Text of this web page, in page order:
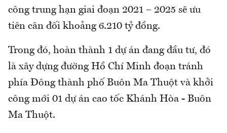
công trung hạn giai đoạn 2021 – 2025 sẽ ưu
tiên cân đối khoảng 6.210 tỷ đồng.
Trong đó, hoàn thành 1 dự án đang đầu tư, đó
là xây dựng đường Hồ Chí Minh đoạn tránh
phía Đông thành phố Buôn Ma Thuột và khởi
công mới 01 dự án cao tốc Khánh Hòa - Buôn
Ma Thuột.